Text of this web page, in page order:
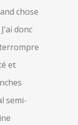
chose
donc
et
semi-